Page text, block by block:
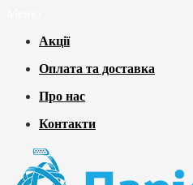
Акції
Оплата та доставка
Про нас
Контакти